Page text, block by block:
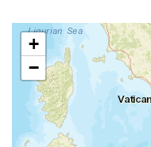
+
−